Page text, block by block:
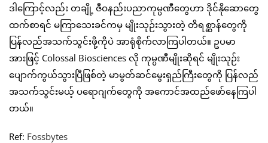
ဒါကြောင့်လည်း တချို့ ဇီဝနည်းပညာကုမ္ပဏီတွေဟာ ဒိုင်နိုဆောတွေ
ထက်စာရင် မကြာသေးခင်ကမှ မျိုးသုဉ်းသွားတဲ့ တိရစ္ဆာန်တွေကို
ပြန်လည်အသက်သွင်းဖို့ကိုပဲ အာရုံစိုက်လာကြပါတယ်။ ဥပမာ
အားဖြင့် Colossal Biosciences လို ကုမ္ပဏီမျိုးဆိုရင် မျိုးသုဉ်း
ပျောက်ကွယ်သွားပြီဖြစ်တဲ့ မာမွတ်ဆင်မွေးရှည်ကြီးတွေကို ပြန်လည်
အသက်သွင်းမယ့် ပရောဂျက်တွေကို အကောင်အထည်ဖော်နေကြပါ
တယ်။
Ref: Fossbytes